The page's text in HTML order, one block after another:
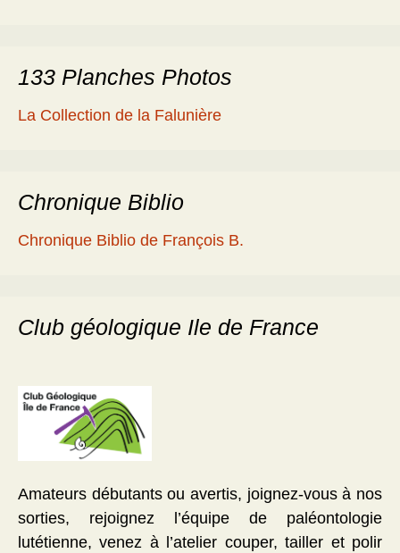
133 Planches Photos
La Collection de la Falunière
Chronique Biblio
Chronique Biblio de François B.
Club géologique Ile de France
Amateurs débutants ou avertis, joignez-vous à nos
sorties, rejoignez l’équipe de paléontologie
lutétienne, venez à l’atelier couper, tailler et polir